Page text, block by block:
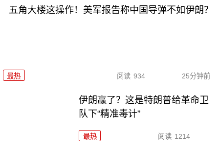
五角大楼这操作！美军报告称中国导弹不如伊朗？
最热 阅读 934 25分钟前
伊朗赢了？这是特朗普给革命卫
队下“精准毒计”
最热 阅读 1214